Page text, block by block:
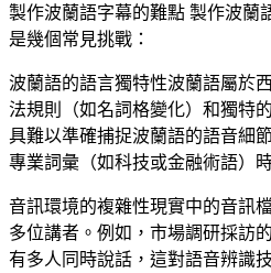
製作波蘭語字幕的難點 製作波蘭
是幾個常見挑戰：
波蘭語的語言獨特性波蘭語屬於
法規則（如名詞格變化）和獨特
具難以準確捕捉波蘭語的語音細
專業詞彙（如科技或金融術語）
音訊環境的複雜性現實中的音訊
多位講者。例如，市場調研採訪
有多人同時說話，這對語音辨識